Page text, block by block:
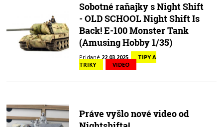
Sobotné raňajky s Night Shift
- OLD SCHOOL Night Shift Is
Back! E-100 Monster Tank
(Amusing Hobby 1/35)
Pridané22.03.2025
TIPY A
TRIKY
VIDEO
Práve vyšlo nové video od